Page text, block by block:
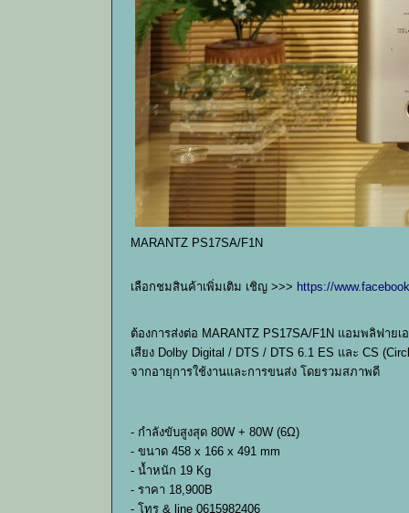
MARANTZ PS17SA/F1N
เลือกชมสินค้าเพิ่มเติม เชิญ >>> https://
ต้องการส่งต่อ MARANTZ PS17SA/F1N แอมพลิฟาย
เสียง Dolby Digital / DTS / DTS 6.1 ES และ CS
จากอายุการใช้งานและการขนส่ง โดยรวมสภาพดี
- กำลังขับสูงสุด 80W + 80W (6Ω)
- ขนาด 458 x 166 x 491 mm
- น้ำหนัก 19 Kg
- ราคา 18,900B
- โทร & line 0615982406